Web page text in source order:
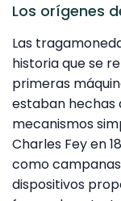
Los orígenes
Las
historia que se
primeras
estaban hechas
mecanismos
Charles Fey en
como
dispositivos